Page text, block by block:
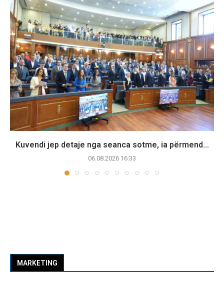
Kuvendi jep detaje nga seanca sotme, ia përmend...
06.08.2026 16:33
MARKETING